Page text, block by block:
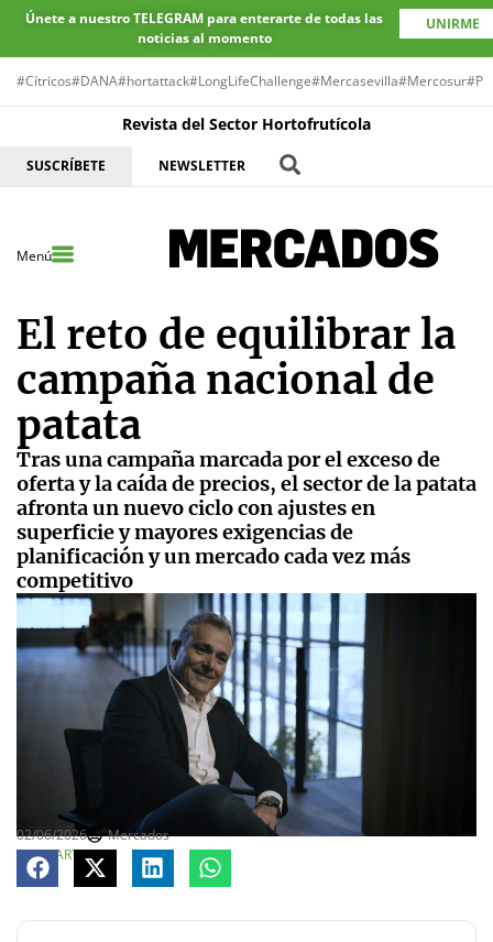
Únete a nuestro TELEGRAM para enterarte de todas las
noticias al momento
UNIRME
#Cítricos#DANA#hortattack#LongLifeChallenge#Mercasevilla#Mercosur
Revista del Sector Hortofrutícola
SUSCRÍBETE NEWSLETTER
Menú
El reto de equilibrar la
campaña nacional de
patata
Tras una campaña marcada por el exceso de
oferta y la caída de precios, el sector de la patata
afronta un nuevo ciclo con ajustes en
superficie y mayores exigencias de
planificación y un mercado cada vez más
competitivo
02/06/2026
Mercados
COMPARTE